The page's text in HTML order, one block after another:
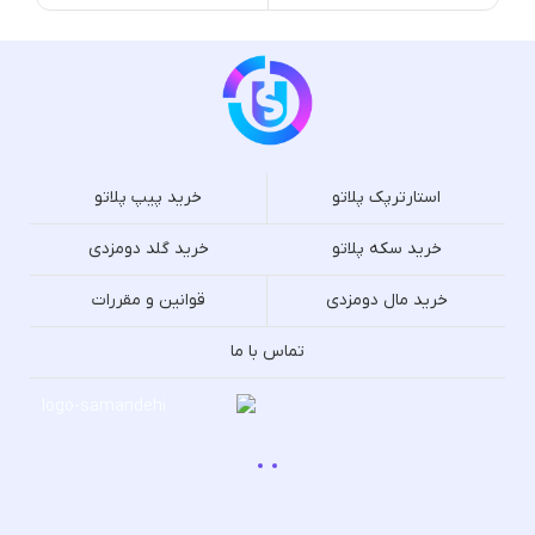
استارترپک پلاتو خرید پیپ پلاتو
خرید سکه پلاتو خرید گلد دومزدی
خرید مال دومزدی قوانین و مقررات
تماس با ما